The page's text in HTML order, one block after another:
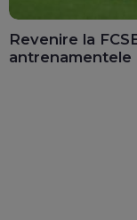
Revenire la
antrenamentele